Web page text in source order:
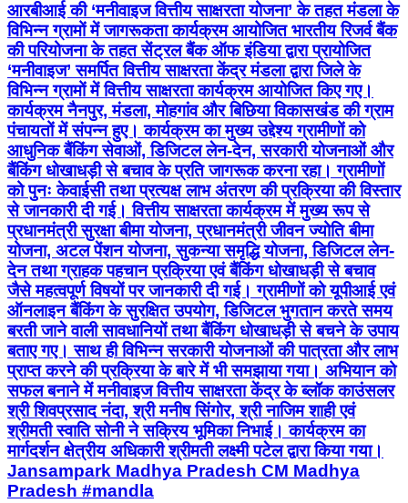
आरबीआई की ‘मनीवाइज वित्तीय साक्षरता योजना’ के तहत मंडला के
विभिन्न ग्रामों में जागरूकता कार्यक्रम आयोजित भारतीय रिजर्व बैंक
की परियोजना के तहत सेंट्रल बैंक ऑफ इंडिया द्वारा प्रायोजित
‘मनीवाइज’ समर्पित वित्तीय साक्षरता केंद्र मंडला द्वारा जिले के
विभिन्न ग्रामों में वित्तीय साक्षरता कार्यक्रम आयोजित किए गए।
कार्यक्रम नैनपुर, मंडला, मोहगांव और बिछिया विकासखंड की ग्राम
पंचायतों में संपन्न हुए। कार्यक्रम का मुख्य उद्देश्य ग्रामीणों को
आधुनिक बैंकिंग सेवाओं, डिजिटल लेन-देन, सरकारी योजनाओं और
बैंकिंग धोखाधड़ी से बचाव के प्रति जागरूक करना रहा। ग्रामीणों
को पुनः केवाईसी तथा प्रत्यक्ष लाभ अंतरण की प्रक्रिया की विस्तार
से जानकारी दी गई। वित्तीय साक्षरता कार्यक्रम में मुख्य रूप से
प्रधानमंत्री सुरक्षा बीमा योजना, प्रधानमंत्री जीवन ज्योति बीमा
योजना, अटल पेंशन योजना, सुकन्या समृद्धि योजना, डिजिटल लेन-
देन तथा ग्राहक पहचान प्रक्रिया एवं बैंकिंग धोखाधड़ी से बचाव
जैसे महत्वपूर्ण विषयों पर जानकारी दी गई। ग्रामीणों को यूपीआई एवं
ऑनलाइन बैंकिंग के सुरक्षित उपयोग, डिजिटल भुगतान करते समय
बरती जाने वाली सावधानियों तथा बैंकिंग धोखाधड़ी से बचने के उपाय
बताए गए। साथ ही विभिन्न सरकारी योजनाओं की पात्रता और लाभ
प्राप्त करने की प्रक्रिया के बारे में भी समझाया गया। अभियान को
सफल बनाने में मनीवाइज वित्तीय साक्षरता केंद्र के ब्लॉक काउंसलर
श्री शिवप्रसाद नंदा, श्री मनीष सिंगोर, श्री नाजिम शाही एवं
श्रीमती स्वाति सोनी ने सक्रिय भूमिका निभाई। कार्यक्रम का
मार्गदर्शन क्षेत्रीय अधिकारी श्रीमती लक्ष्मी पटेल द्वारा किया गया।
Jansampark Madhya Pradesh CM Madhya
Pradesh #mandla